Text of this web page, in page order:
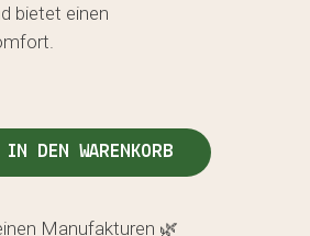
bietet einen
IN DEN WARENKORB
Manufakturen 🌿